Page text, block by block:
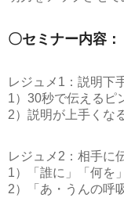
〇セミナー内容：
レジュメ1：説明下
1）30秒で伝えるピ
2）説明が上手くな
レジュメ2：相手に
1）「誰に」「何を
2）「あ・うんの呼